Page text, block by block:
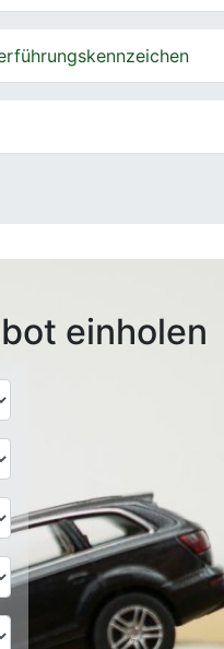
einholen